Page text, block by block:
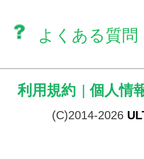
よくある質問
利用規約 | 個人情
(C)2014-2026